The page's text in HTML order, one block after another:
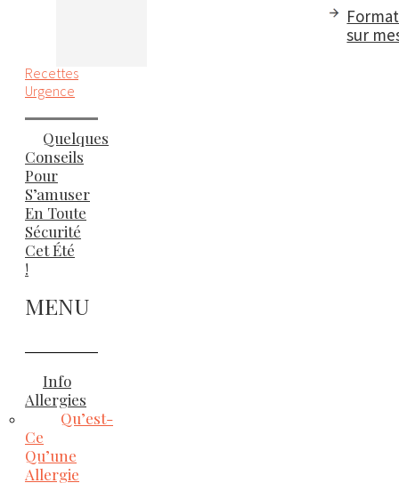
sur
Recettes
Urgence
Quelques
Conseils
Pour
S’amuser
En Toute
Sécurité
Cet Été
!
MENU
Info
Allergies
Qu’est-
Ce
Qu’une
Allergie